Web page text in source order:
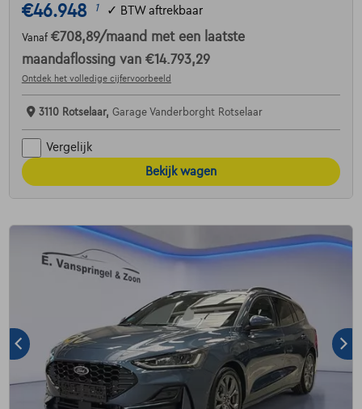
€46.948 1 ✓ BTW aftrekbaar
Vanaf €708,89/maand met een laatste
maandaflossing van €14.793,29
Ontdek het volledige cijfervoorbeeld
3110 Rotselaar, Garage Vanderborght Rotselaar
Vergelijk
Bekijk wagen